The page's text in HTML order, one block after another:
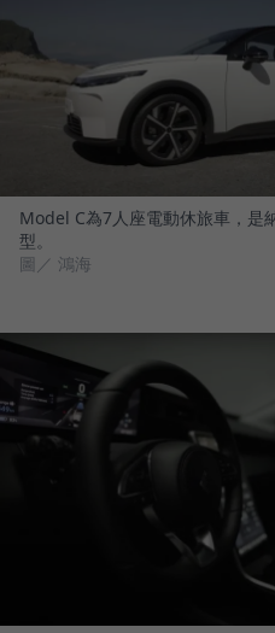
Model C為7人座電動休旅車，是
型。
圖／ 鴻海